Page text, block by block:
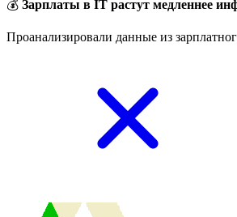
💰 Зарплаты в IT растут медленнее
Проанализировали данные из